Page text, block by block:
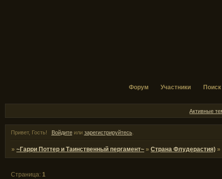
Форум Участники Поиск
Активные
Привет, Гость! Войдитеили зарегистрируйтесь.
»~Гарри Поттер и Таинственный пергамент~ »Страна Флудерастия) »
Страница:1